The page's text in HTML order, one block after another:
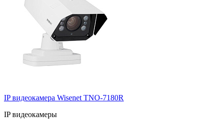
IP видеокамера Wisenet TNO-7180R
IP видеокамеры